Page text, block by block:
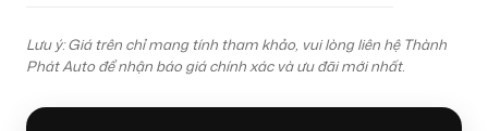
Lưu ý: Giá trên chỉ mang tính tham khảo, vui lòng liên hệ Thành
Phát Auto để nhận báo giá chính xác và ưu đãi mới nhất.